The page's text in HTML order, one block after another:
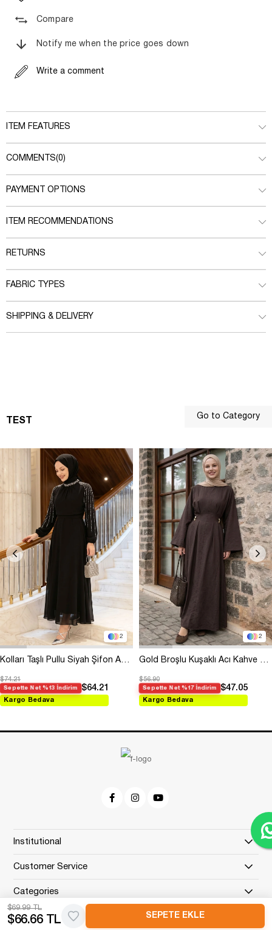
Compare
Notify me when the price goes down
Write a comment
ITEM FEATURES
COMMENTS(0)
PAYMENT OPTIONS
ITEM RECOMMENDATIONS
RETURNS
FABRIC TYPES
SHIPPING & DELIVERY
TEST
2
$74.21
Sepette Net %13 İndirim $64.21
Kargo Bedava
2
$56.90
Sepette Net %17 İndirim $47.05
Kargo Bedava
Go to Category
Institutional
Customer Service
Categories
$69.99 TL
$66.66 TL